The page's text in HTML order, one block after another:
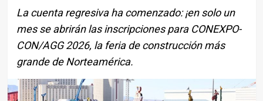
La cuenta regresiva ha comenzado: ¡en solo un
mes se abrirán las inscripciones para CONEXPO-
CON/AGG 2026, la feria de construcción más
grande de Norteamérica.